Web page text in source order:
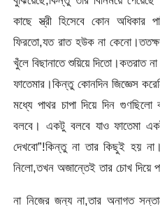
কাছে স্ত্রী হিসেবে কোন অধিকার
ফিরতো,যত রাত হউক না
খুঁলে বিছানাতে শুয়িয়ে দিতো।কতরাত
ফাতেমার।কিন্তু কোনদিন জিজ্ঞেস
মধ্যে পাথর চাপা দিয়ে দিন
বলবে। একটু বলবে যাও ফাতেমা
দেখবো”!কিন্তু না তার কিছুই হয়
নিলো,তখন অজান্তেই তার চোখ দিয়ে
না নিজের জন্য না,তার অনাগত